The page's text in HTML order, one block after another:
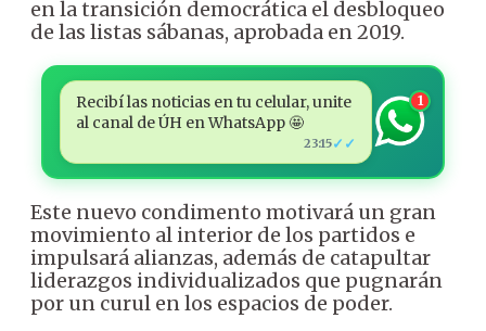
en la transición democrática el desbloqueo
de las listas sábanas, aprobada en 2019.
Recibí las noticias en tu celular, unite
al canal de ÚH en WhatsApp 🤩
23:15✓✓
1
Este nuevo condimento motivará un gran
movimiento al interior de los partidos e
impulsará alianzas, además de catapultar
liderazgos individualizados que pugnarán
por un curul en los espacios de poder.